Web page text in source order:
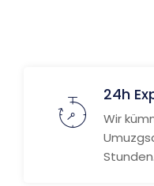
24h
Wir
Stunden.